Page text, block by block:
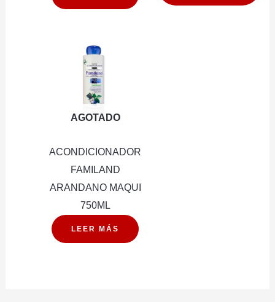
AGOTADO
ACONDICIONADOR
FAMILAND
ARANDANO MAQUI
750ML
LEER MÁS